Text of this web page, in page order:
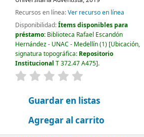
Recursos en línea:Ver recurso en línea
Disponibilidad:Ítems disponibles para
préstamo: Biblioteca Rafael Escandón
Hernández - UNAC - Medellín(1) Ubicación,
signatura topográfica: Repositorio
Institucional T 372.47 A475 .
valoración
Guardar en listas
Agregar al carrito